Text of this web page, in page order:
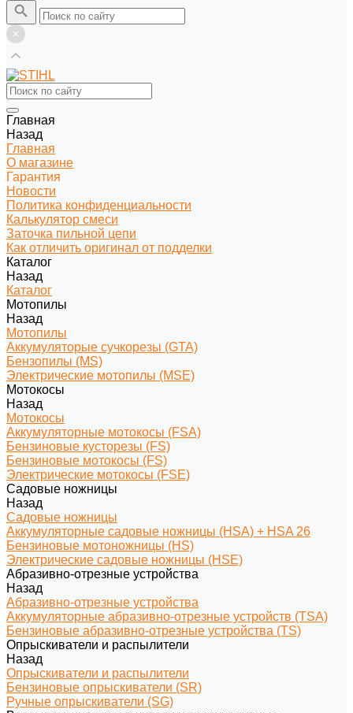
Главная
Назад
Главная
О магазине
Гарантия
Новости
Политика конфиденциальности
Калькулятор смеси
Заточка пильной цепи
Как отличить оригинал от подделки
Каталог
Назад
Каталог
Мотопилы
Назад
Мотопилы
Аккумуляторые сучкорезы (GTA)
Бензопилы (MS)
Электрические мотопилы (MSE)
Мотокосы
Назад
Мотокосы
Аккумуляторные мотокосы (FSA)
Бензиновые кусторезы (FS)
Бензиновые мотокосы (FS)
Электрические мотокосы (FSE)
Садовые ножницы
Назад
Садовые ножницы
Аккумуляторные садовые ножницы (HSA) + HSA 26
Бензиновые мотоножницы (HS)
Электрические садовые ножницы (HSE)
Абразивно-отрезные устройства
Назад
Абразивно-отрезные устройства
Аккумуляторные абразивно-отрезные устройств (TSA)
Бензиновые абразивно-отрезные устройства (TS)
Опрыскиватели и распылители
Назад
Опрыскиватели и распылители
Бензиновые опрыскиватели (SR)
Ручные опрыскиватели (SG)